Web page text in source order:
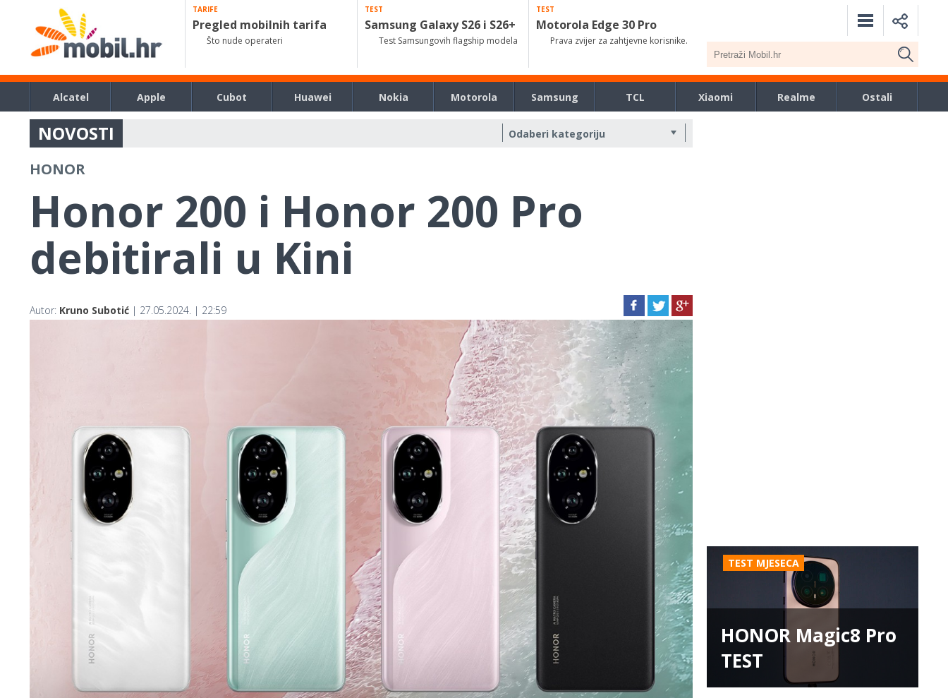
TARIFE
Pregled mobilnih tarifa
Što nude operateri
TEST
Samsung Galaxy S26 i S26+
Test Samsungovih flagship modela
TEST
Motorola Edge 30 Pro
Prava zvijer za zahtjevne korisnike.
Alcatel Apple Cubot Huawei Nokia Motorola Samsung TCL Xiaomi Realme Ostali
NOVOSTI
HONOR
Honor 200 i Honor 200 Pro
debitirali u Kini
Autor: Kruno Subotić | 27.05.2024. | 22:59
TEST MJESECA
HONOR Magic8 Pro
TEST